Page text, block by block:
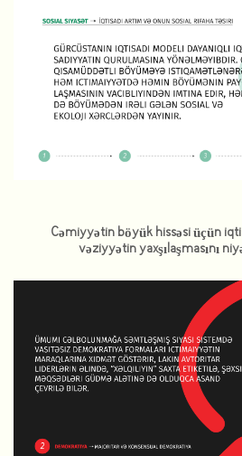
Cəmiyyətin böyük hissəsi üçün
vəziyyətin yaxşılaşmasını